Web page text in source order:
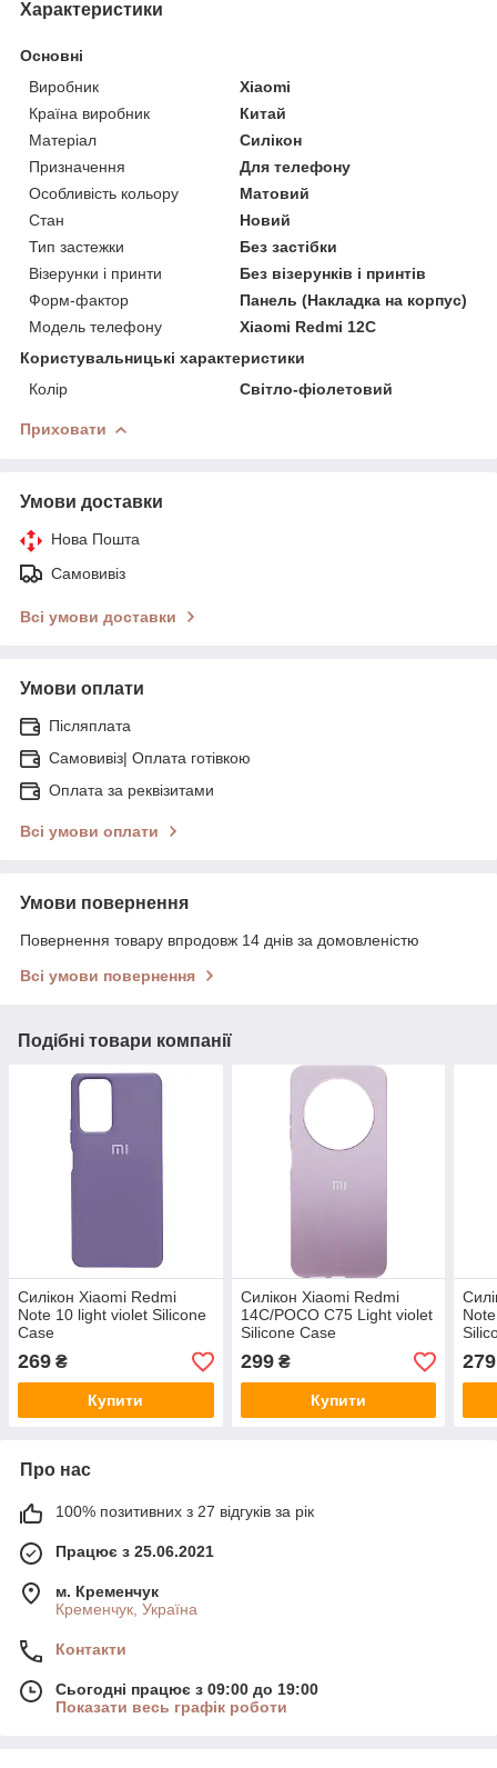
Характеристики
Основні
Виробник
Xiaomi
Країна виробник
Китай
Матеріал
Силікон
Призначення
Для телефону
Особливість кольору
Матовий
Стан
Новий
Тип застежки
Без застібки
Візерунки і принти
Без візерунків і принтів
Форм-фактор
Панель (Накладка на корпус)
Модель телефону
Xiaomi Redmi 12C
Користувальницькі характеристики
Колір
Світло-фіолетовий
Приховати
Умови доставки
Нова Пошта
Самовивіз
Всі умови доставки
Умови оплати
Післяплата
Самовивіз| Оплата готівкою
Оплата за реквізитами
Всі умови оплати
Умови повернення
Повернення товару впродовж 14 днів за домовленістю
Всі умови повернення
Подібні товари компанії
Силікон Xiaomi Redmi
Note 10 light violet Silicone
Case
269 ₴
Купити
Силікон Xiaomi Redmi
14C/POCO C75 Light violet
Silicone Case
299₴
Купити
279
Про нас
100% позитивних з 27 відгуків за рік
Працює з 25.06.2021
м. Кременчук
Кременчук, Україна
Контакти
Сьогодні працює з 09:00 до 19:00
Показати весь графік роботи